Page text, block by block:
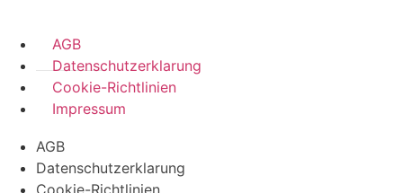
AGB
Datenschutzerklarung
Cookie-Richtlinien
Impressum
AGB
Datenschutzerklarung
Cookie-Richtlinien